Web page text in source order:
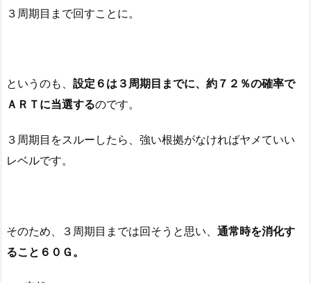
３周期目まで回すことに。
というのも、 設定６は３周期目までに、約７２％の確率で
ＡＲＴに当選するのです。
３周期目をスルーしたら、強い根拠がなければヤメていい
レベルです。
そのため、３周期目までは回そうと思い、 通常時を消化す
ること６０Ｇ。